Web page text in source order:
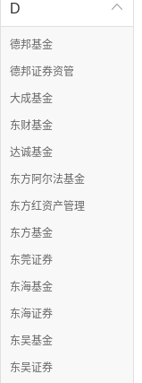

D
德邦基金
德邦证券资管
大成基金
东财基金
达诚基金
东方阿尔法基金
东方红资产管理
东方基金
东莞证券
东海基金
东海证券
东吴基金
东吴证券